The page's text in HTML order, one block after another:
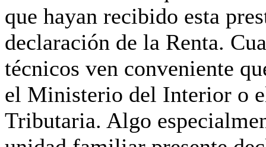
que hayan recibido esta
declaración de la Renta.
técnicos ven conveniente
el Ministerio del Interior o
Tributaria. Algo